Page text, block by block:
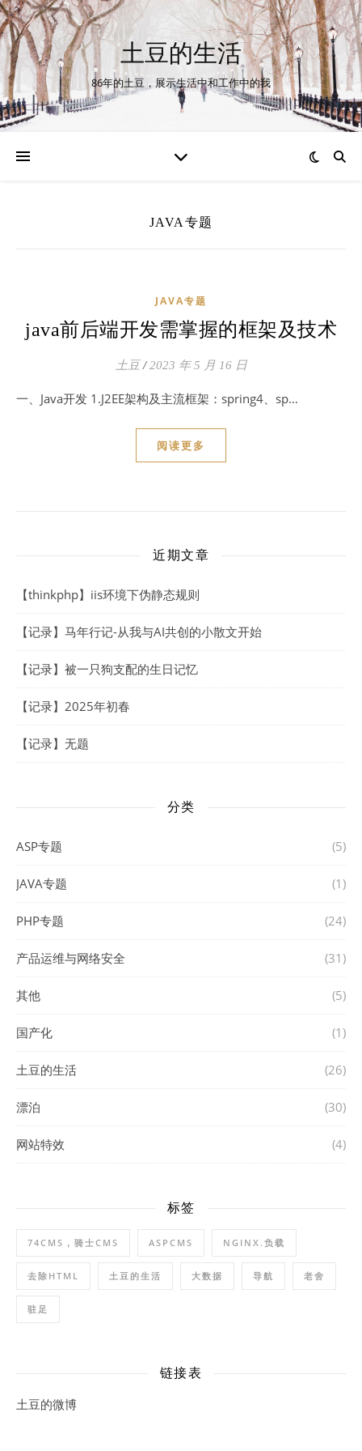
土豆的生活
86年的土豆，展示生活中和工作中的我
JAVA专题
JAVA专题
java前后端开发需掌握的框架及技术
土豆 / 2023 年 5 月 16 日
一、Java开发 1.J2EE架构及主流框架：spring4、sp…
阅读更多
近期文章
【thinkphp】iis环境下伪静态规则
【记录】马年行记-从我与AI共创的小散文开始
【记录】被一只狗支配的生日记忆
【记录】2025年初春
【记录】无题
分类
ASP专题 (5)
JAVA专题 (1)
PHP专题 (24)
产品运维与网络安全 (31)
其他 (5)
国产化 (1)
土豆的生活 (26)
漂泊 (30)
网站特效 (4)
标签
74CMS，骑士CMS ASPCMS NGINX.负载
去除HTML 土豆的生活 大数据 导航 老舍
驻足
链接表
土豆的微博